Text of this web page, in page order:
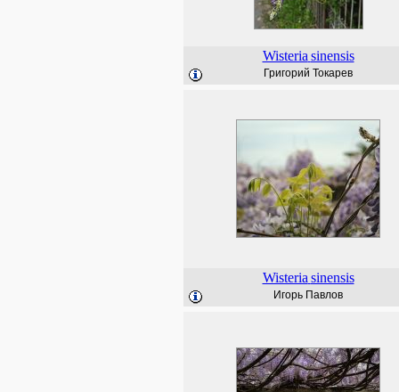
Wisteria sinensis
Григорий Токарев
Wisteria sinensis
Игорь Павлов